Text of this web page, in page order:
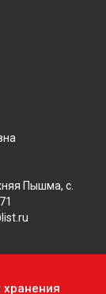
Пышма, с.